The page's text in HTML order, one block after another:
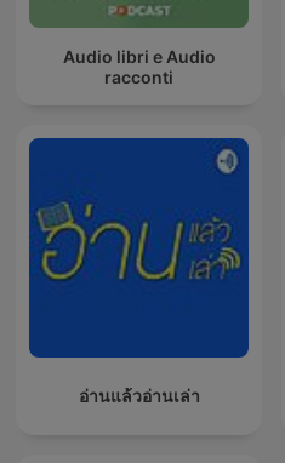
Audio libri e Audio
racconti
อ่านแล้วอ่านเล่า